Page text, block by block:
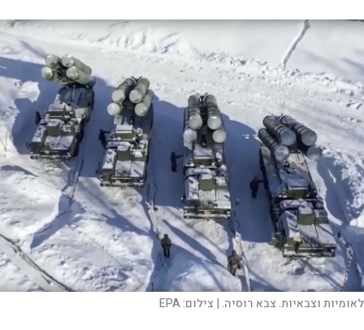
לאומיות וצבאיות. צבא רוסיה. | צילום:EPA